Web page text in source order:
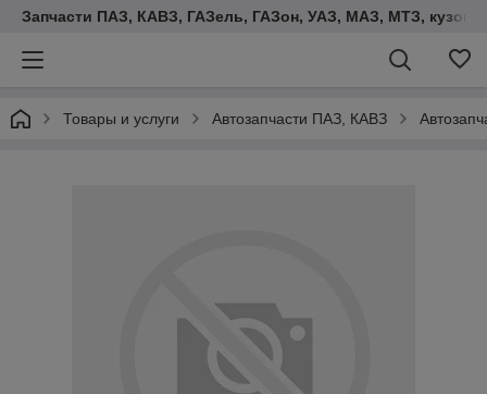
Запчасти ПАЗ, КАВЗ, ГАЗель, ГАЗон, УАЗ, МАЗ, МТЗ,
Товары и услуги Автозапчасти ПАЗ, КАВЗ